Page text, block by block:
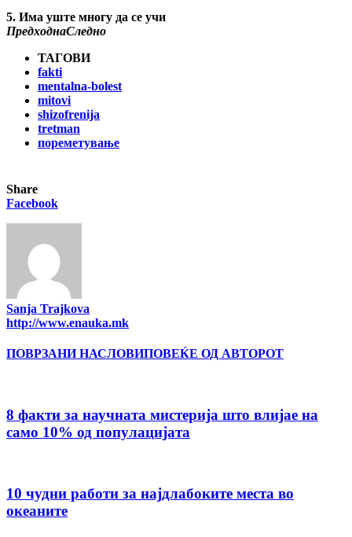
5. Има уште многу да се учи
ПредходнаСледно
ТАГОВИ
fakti
mentalna-bolest
mitovi
shizofrenija
tretman
пореметување
Share
Facebook
Sanja Trajkova
http://www.enauka.mk
ПОВРЗАНИ НАСЛОВИПОВЕЌЕ ОД АВТОРОТ
8 факти за научната мистерија што влијае на
само 10% од популацијата
10 чудни работи за најдлабоките места во
океаните